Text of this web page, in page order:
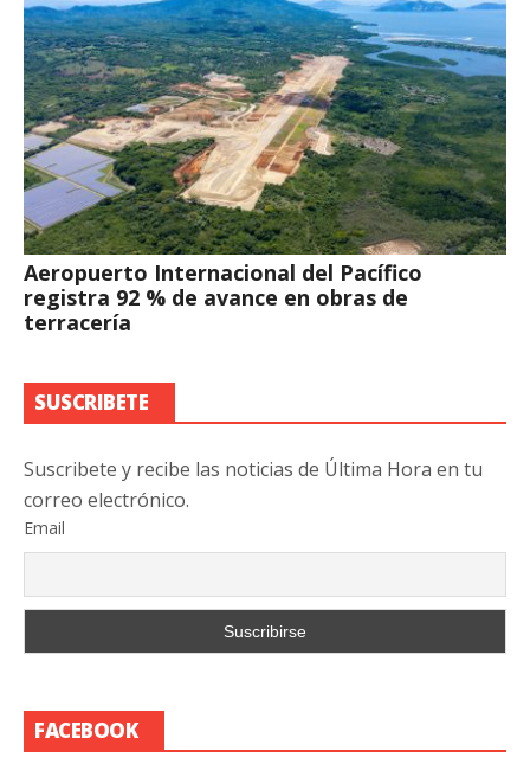
Aeropuerto Internacional del Pacífico
registra 92 % de avance en obras de
terracería
SUSCRIBETE
Suscribete y recibe las noticias de Última Hora en tu
correo electrónico.
Email
FACEBOOK